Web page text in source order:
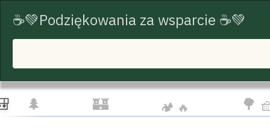
START TRASY ROWEROWE TURYSTYKA
☁️ 🦅
🌲 🏰 🏕️ 🔥 🌳
☕💚Podziękowania za wsparcie ☕💚